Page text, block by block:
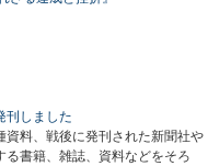
刊しました
資料、戦後に発刊された新聞社や
書籍、雑誌、資料などをそろ